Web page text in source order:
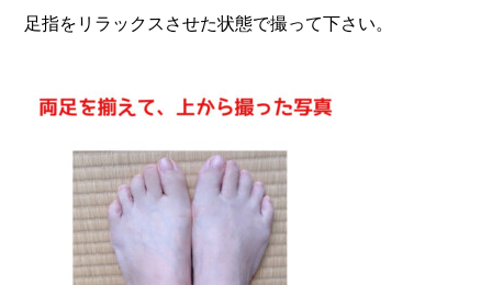
足指をリラックスさせた状態で撮って下さい。